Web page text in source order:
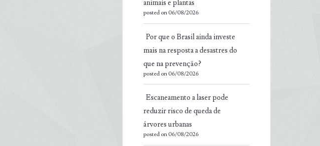
animais e plantas
posted on 06/08/2026
Por que o Brasil ainda investe
mais na resposta a desastres do
que na prevenção?
posted on 06/08/2026
Escaneamento a laser pode
reduzir risco de queda de
árvores urbanas
posted on 06/08/2026